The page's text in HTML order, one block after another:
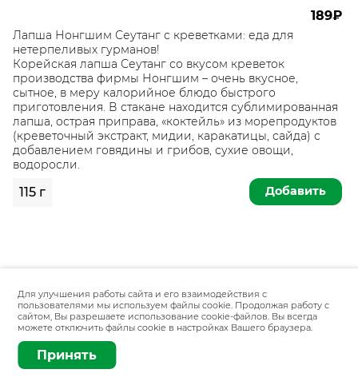
189₽
Лапша Нонгшим Сеутанг с креветками: еда для
нетерпеливых гурманов!
Корейская лапша Сеутанг со вкусом креветок
производства фирмы Нонгшим – очень вкусное,
сытное, в меру калорийное блюдо быстрого
приготовления. В стакане находится сублимированная
лапша, острая приправа, «коктейль» из морепродуктов
(креветочный экстракт, мидии, каракатицы, сайда) с
добавлением говядины и грибов, сухие овощи,
водоросли.
115 г Добавить
Для улучшения работы сайта и его взаимодействия с
пользователями мы используем файлы cookie. Продолжая работу с
сайтом, Вы разрешаете использование cookie-файлов. Вы всегда
можете отключить файлы cookie в настройках Вашего браузера.
Принять